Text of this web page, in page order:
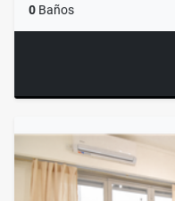
0 Baños